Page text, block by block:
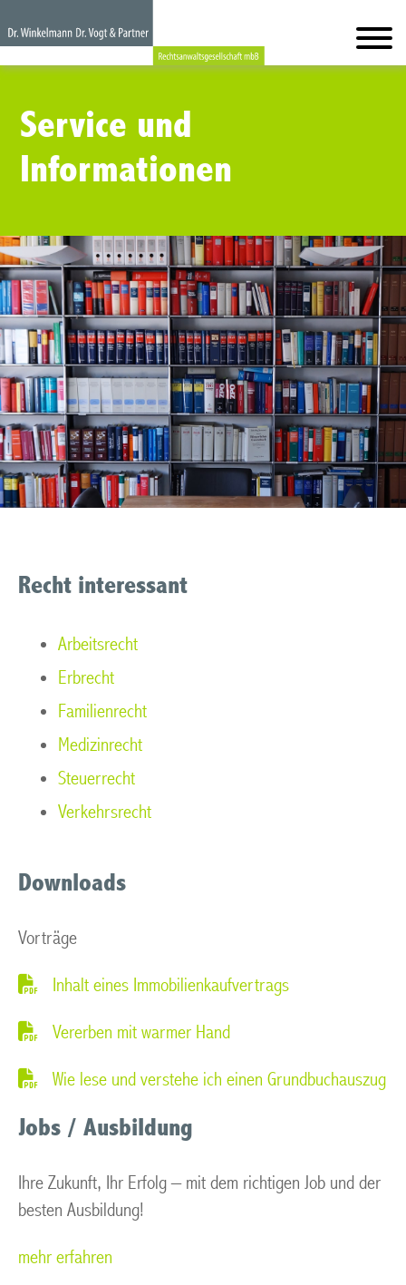
Service und
Informationen
Recht interessant
Arbeitsrecht
Erbrecht
Familienrecht
Medizinrecht
Steuerrecht
Verkehrsrecht
Downloads
Vorträge
Inhalt eines Immobilienkaufvertrags
Vererben mit warmer Hand
Wie lese und verstehe ich einen Grundbuchauszug
Jobs / Ausbildung
Ihre Zukunft, Ihr Erfolg – mit dem richtigen Job und der
besten Ausbildung!
mehr erfahren